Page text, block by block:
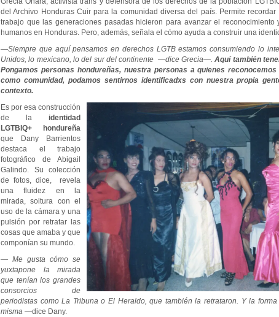
del Archivo Honduras Cuir para la comunidad diversa del país. Permite recordar
trabajo que las generaciones pasadas hicieron para avanzar el reconocimiento
humanos en Honduras. Pero, además, señala el cómo ayuda a construir una
—Siempre que aquí pensamos en derechos LGTB estamos consumiendo lo
Unidos, lo mexicano, lo del sur del continente —dice Grecia—.Aquí también
Pongamos personas hondureñas, nuestra personas a quienes
como comunidad, podamos sentirnos identificadxs con nuestra propia
contexto.
Es por esa construcción
de la identidad
LGTBIQ+ hondureña
que Dany Barrientos
destaca el trabajo
fotográfico de Abigail
Galindo. Su colección
de fotos, dice, revela
una fluidez en la
mirada, soltura con el
uso de la cámara y una
pulsión por retratar las
cosas que amaba y que
componían su mundo.
— Me gusta cómo se
yuxtapone la mirada
que tenían los grandes
consorcios de
periodistas como La Tribuna o El Heraldo, que también la retrataron. Y la
misma —dice Dany.